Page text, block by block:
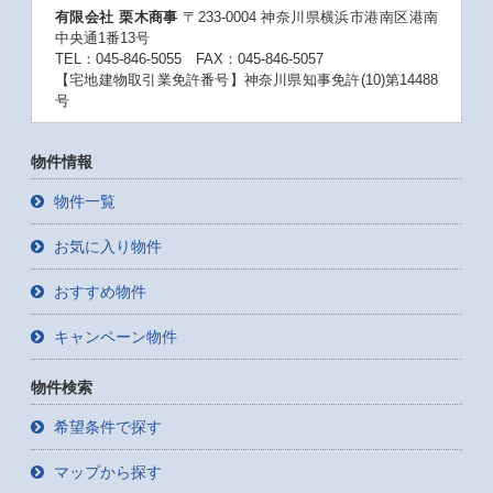
有限会社 栗木商事 〒233-0004 神奈川県横浜市港南区港南
中央通1番13号
TEL：045-846-5055 FAX：045-846-5057
【宅地建物取引業免許番号】神奈川県知事免許(10)第14488
号
物件情報
物件一覧
お気に入り物件
おすすめ物件
キャンペーン物件
物件検索
希望条件で探す
マップから探す